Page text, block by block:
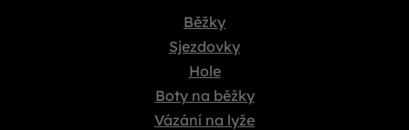
Běžky
Sjezdovky
Hole
Boty na běžky
Vázání na lyže